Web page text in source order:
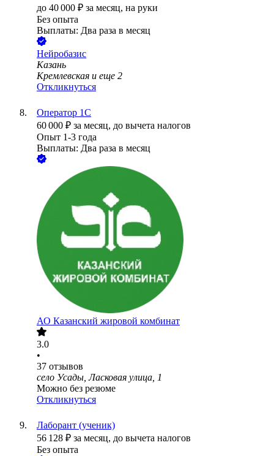
до 40 000 ₽ за месяц, на руки
Без опыта
Выплаты: Два раза в месяц
Нейробазис
Казань
Кремлевская и еще 2
Откликнуться
Оператор 1С
60 000 ₽ за месяц, до вычета налогов
Опыт 1-3 года
Выплаты: Два раза в месяц
АО Казанский жировой комбинат
3.0
•
37 отзывов
село Усады, Ласковая улица, 1
Можно без резюме
Откликнуться
Лаборант (ученик)
56 128 ₽ за месяц, до вычета налогов
Без опыта